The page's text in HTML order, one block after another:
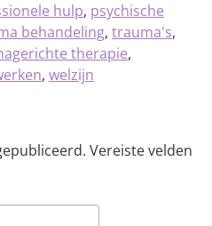
hulp, psychische
behandeling, trauma's,
therapie,
, welzijn
Vereiste velden